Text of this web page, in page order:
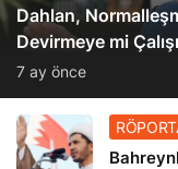
Dahlan,
Devirmeye mi
7 ay önce